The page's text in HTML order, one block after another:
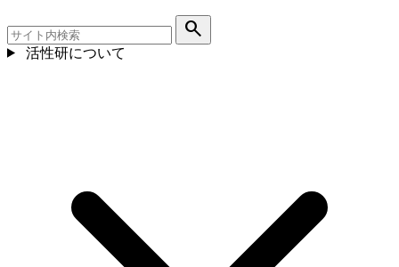
search
活性研について